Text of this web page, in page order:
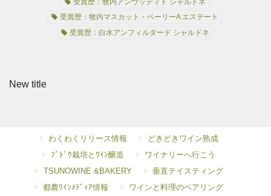
受賞歴：牧内マスカット・ベーリーA エステート
受賞歴：白水アンフィルタード シャルドネ
New title
わくわくリリース情報
どきどきワイン熟成
ﾌﾞﾄﾞｳ栽培とﾜｲﾝ醸造
ワイナリーへ行こう
TSUNOWINE &BAKERY
垂直テイスティング
都農ﾜｲﾝﾒﾃﾞｨｱ情報
ワインと料理のペアリング